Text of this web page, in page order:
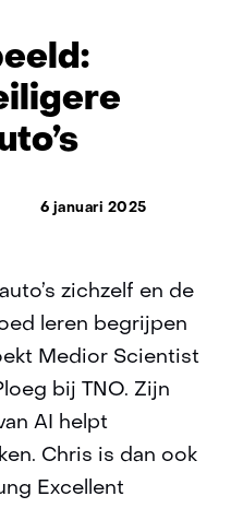
6 januari 2025
zichzelf en de
leren begrijpen
Medior Scientist
bij TNO. Zijn
AI helpt
Chris is dan ook
Excellent